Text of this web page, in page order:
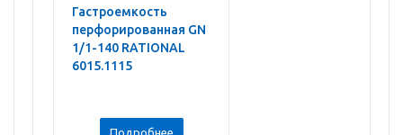
Гастроемкость
перфорированная GN
1/1-140 RATIONAL
6015.1115
Подробнее